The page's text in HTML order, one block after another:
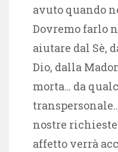
avuto quando
Dovremo farlo
aiutare dal Sè,
Dio, dalla
morta… da
nostre
affetto verrà